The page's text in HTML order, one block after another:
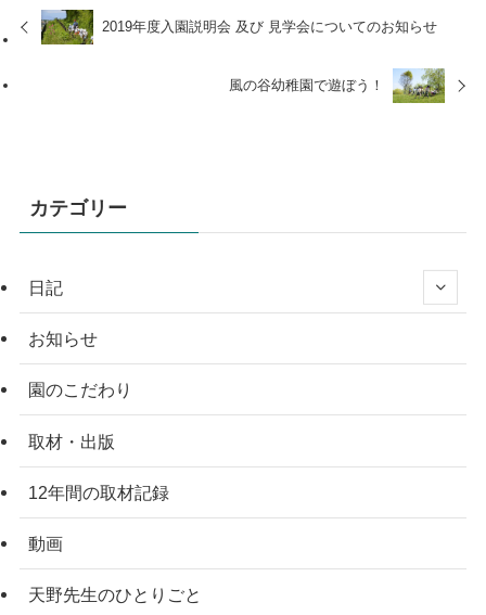
2019年度入園説明会 及び 見学会についてのお知らせ
風の谷幼稚園で遊ぼう！
カテゴリー
日記
お知らせ
園のこだわり
取材・出版
12年間の取材記録
動画
天野先生のひとりごと